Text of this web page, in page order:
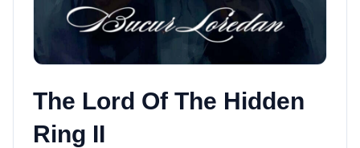
The Lord Of The Hidden
Ring II